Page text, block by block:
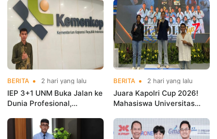
BERITA 2 hari yang lalu
IEP 3+1 UNM Buka Jalan ke
Dunia Profesional,
Kementerian Koperasi
BERITA 2 hari yang lalu
Juara Kapolri Cup 2026!
Mahasiswa Universitas
Nama Kampus di Kejurnas
Taekwondo